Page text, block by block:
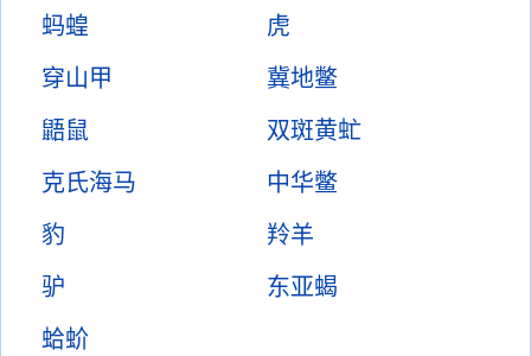
蚂蝗
虎
穿山甲
冀地鳖
鼯鼠
双斑黄虻
克氏海马
中华鳖
豹
羚羊
驴
东亚蝎
蛤蚧